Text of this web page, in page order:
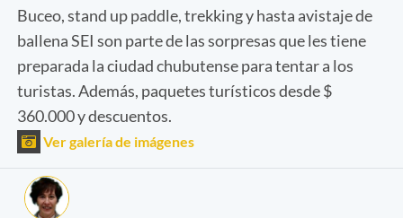
Buceo, stand up paddle, trekking y hasta avistaje de
ballena SEI son parte de las sorpresas que les tiene
preparada la ciudad chubutense para tentar a los
turistas. Además, paquetes turísticos desde $
360.000 y descuentos.
Ver galería de imágenes